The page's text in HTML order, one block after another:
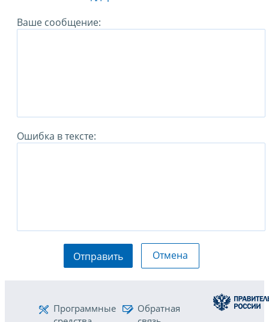
Ваше сообщение:
Ошибка в тексте:
Отправить Отмена
Программные
Обратная